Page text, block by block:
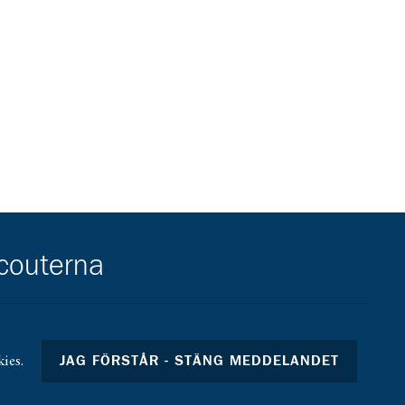
JAG FÖRSTÅR - STÄNG MEDDELANDET